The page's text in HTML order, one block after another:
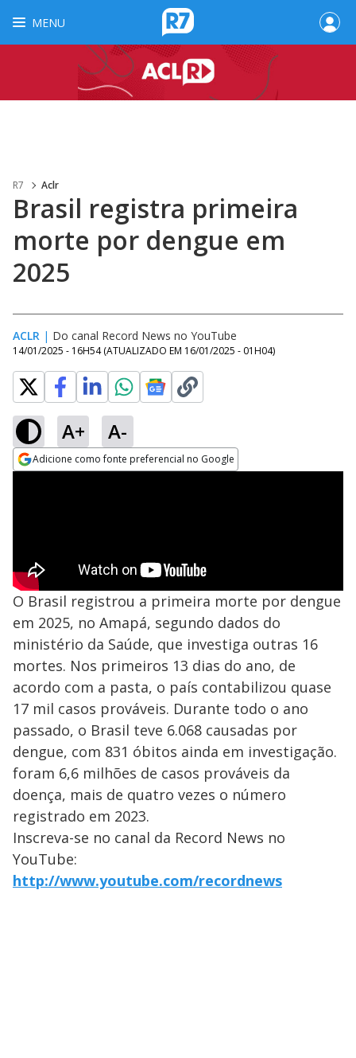
MENU
R7 Aclr
Brasil registra primeira
morte por dengue em
2025
ACLR | Do canal Record News no YouTube
14/01/2025 - 16H54 (ATUALIZADO EM 16/01/2025 - 01H04)
A+ A-
Adicione como fonte preferencial no Google
O Brasil registrou a primeira morte por dengue
em 2025, no Amapá, segundo dados do
ministério da Saúde, que investiga outras 16
mortes. Nos primeiros 13 dias do ano, de
acordo com a pasta, o país contabilizou quase
17 mil casos prováveis. Durante todo o ano
passado, o Brasil teve 6.068 causadas por
dengue, com 831 óbitos ainda em investigação.
foram 6,6 milhões de casos prováveis da
doença, mais de quatro vezes o número
registrado em 2023.
Inscreva-se no canal da Record News no
YouTube:
http://www.youtube.com/recordnews